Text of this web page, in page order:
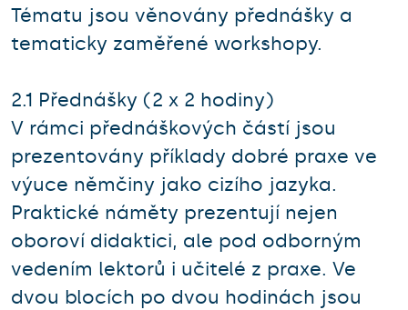
Tématu jsou věnovány přednášky a
tematicky zaměřené workshopy.
2.1 Přednášky (2 x 2 hodiny)
V rámci přednáškových částí jsou
prezentovány příklady dobré praxe ve
výuce němčiny jako cizího jazyka.
Praktické náměty prezentují nejen
oboroví didaktici, ale pod odborným
vedením lektorů i učitelé z praxe. Ve
dvou blocích po dvou hodinách jsou